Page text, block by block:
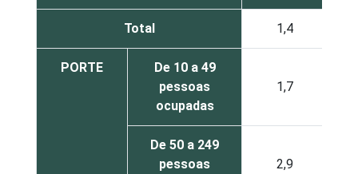
Total 1,4
PORTE
De 10 a 49
pessoas
ocupadas
1,7
De 50 a 249
pessoas
2,9